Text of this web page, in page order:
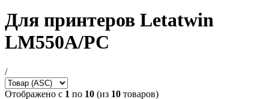
Для принтеров Letatwin
LM550A/PC
/
Отображено с 1 по 10 (из 10 товаров)